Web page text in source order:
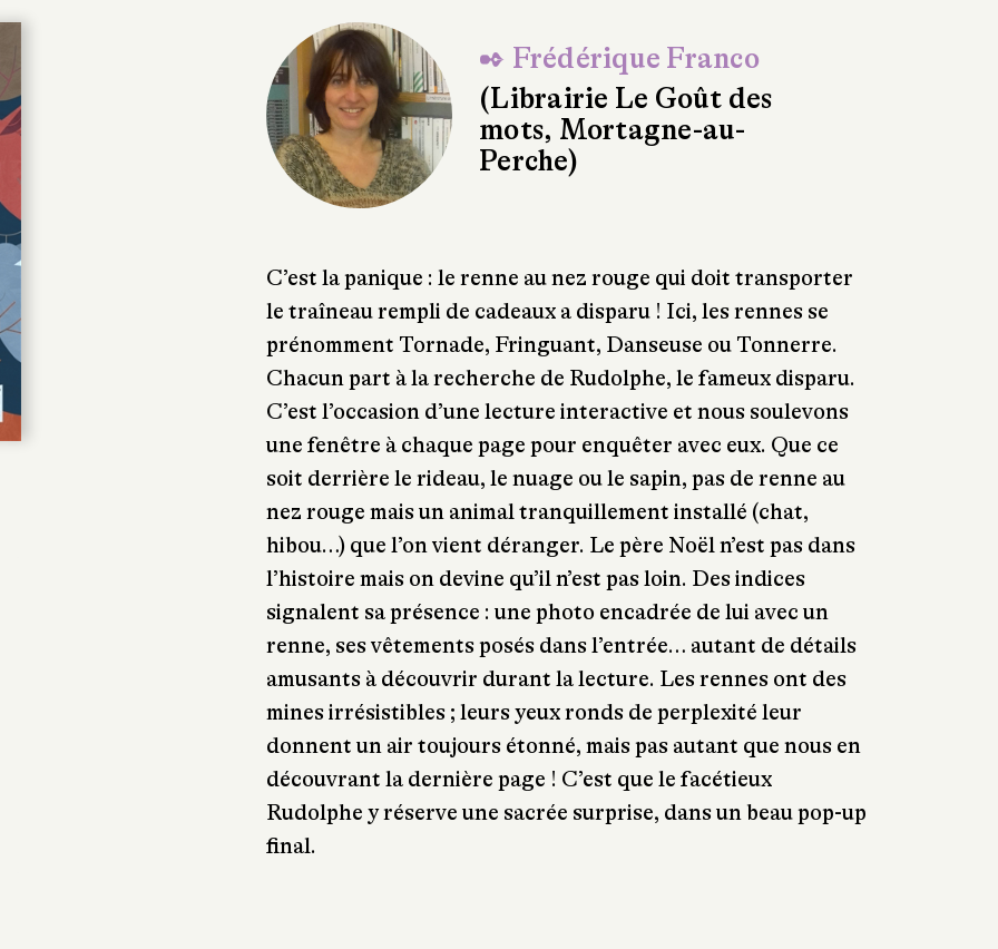
✒ Frédérique Franco
(Librairie Le Goût des
mots, Mortagne-au-
Perche)
C’est la panique : le renne au nez rouge qui doit transporter
le traîneau rempli de cadeaux a disparu ! Ici, les rennes se
prénomment Tornade, Fringuant, Danseuse ou Tonnerre.
Chacun part à la recherche de Rudolphe, le fameux disparu.
C’est l’occasion d’une lecture interactive et nous soulevons
une fenêtre à chaque page pour enquêter avec eux. Que ce
soit derrière le rideau, le nuage ou le sapin, pas de renne au
nez rouge mais un animal tranquillement installé (chat,
hibou…) que l’on vient déranger. Le père Noël n’est pas dans
l’histoire mais on devine qu’il n’est pas loin. Des indices
signalent sa présence : une photo encadrée de lui avec un
renne, ses vêtements posés dans l’entrée… autant de détails
amusants à découvrir durant la lecture. Les rennes ont des
mines irrésistibles ; leurs yeux ronds de perplexité leur
donnent un air toujours étonné, mais pas autant que nous en
découvrant la dernière page ! C’est que le facétieux
Rudolphe y réserve une sacrée surprise, dans un beau pop-up
final.